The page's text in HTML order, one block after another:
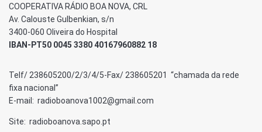
COOPERATIVA RÁDIO BOA NOVA, CRL
Av. Calouste Gulbenkian, s/n
3400-060 Oliveira do Hospital
IBAN-PT50 0045 3380 40167960882 18
Telf/ 238605200/2/3/4/5-Fax/ 238605201 “chamada da rede
fixa nacional”
E-mail: radioboanova1002@gmail.com
Site: radioboanova.sapo.pt